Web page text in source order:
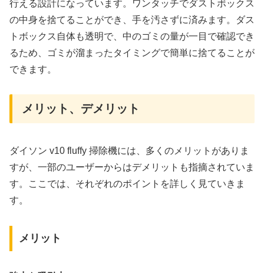
行える設計になっています。ワンタッチでダストボックス
の中身を捨てることができ、手を汚さずに済みます。ダス
トボックス自体も透明で、中のゴミの量が一目で確認でき
るため、ゴミが溜まったタイミングで簡単に捨てることが
できます。
メリット、デメリット
ダイソン v10 fluffy 掃除機には、多くのメリットがありま
すが、一部のユーザーからはデメリットも指摘されていま
す。ここでは、それぞれのポイントを詳しく見ていきま
す。
メリット